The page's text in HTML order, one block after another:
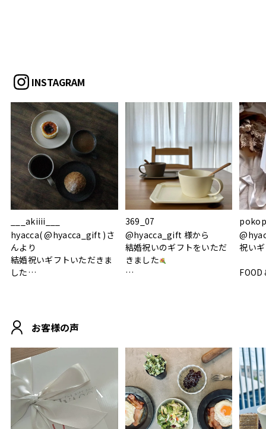
INSTAGRAM
___akiiii___
hyacca( @hyacca_gift )さ
んより
結婚祝いギフトいただきま
した
おうちカフェもお洒落にな
って嬉しい𖠚 ⡱
.
#hyacca #結婚祝い
369_07
@hyacca_gift 様から
結婚祝いのギフトをいただ
きました
素敵なギフトを
ありがとうございました
#hyacca #結婚祝い
#お祝い #プレゼント
祝い
FOOD
真っ
いい
#結婚
淡色
結婚
色イ
お客様の声